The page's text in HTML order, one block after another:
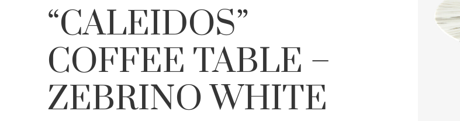
“CALEIDOS”
COFFEE TABLE –
ZEBRINO WHITE